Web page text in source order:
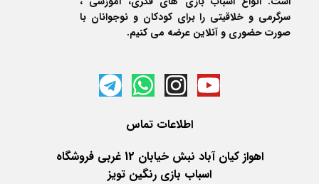
سرگرمی و خلاقیتی را برای کودکان و نوجوانان با
صورت حضوری و آنلاین عرضه می کنیم.
اطلاعات تماس
اهواز کیان آباد نبش خیابان 12 غربی فروشگاه
اسباب بازی رنگین تویز